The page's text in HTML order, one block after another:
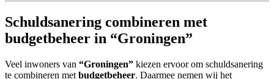
Schuldsanering combineren met
budgetbeheer in “Groningen”
Veel inwoners van “Groningen” kiezen ervoor om schuldsanering
te combineren met budgetbeheer. Daarmee nemen wij het